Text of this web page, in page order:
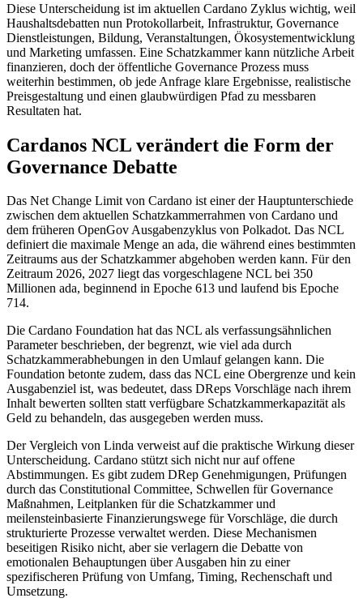
Diese Unterscheidung ist im aktuellen Cardano Zyklus wichtig, weil
Haushaltsdebatten nun Protokollarbeit, Infrastruktur, Governance
Dienstleistungen, Bildung, Veranstaltungen, Ökosystementwicklung
und Marketing umfassen. Eine Schatzkammer kann nützliche Arbeit
finanzieren, doch der öffentliche Governance Prozess muss
weiterhin bestimmen, ob jede Anfrage klare Ergebnisse, realistische
Preisgestaltung und einen glaubwürdigen Pfad zu messbaren
Resultaten hat.
Cardanos NCL verändert die Form der
Governance Debatte
Das Net Change Limit von Cardano ist einer der Hauptunterschiede
zwischen dem aktuellen Schatzkammerrahmen von Cardano und
dem früheren OpenGov Ausgabenzyklus von Polkadot. Das NCL
definiert die maximale Menge an ada, die während eines bestimmten
Zeitraums aus der Schatzkammer abgehoben werden kann. Für den
Zeitraum 2026, 2027 liegt das vorgeschlagene NCL bei 350
Millionen ada, beginnend in Epoche 613 und laufend bis Epoche
714.
Die Cardano Foundation hat das NCL als verfassungsähnlichen
Parameter beschrieben, der begrenzt, wie viel ada durch
Schatzkammerabhebungen in den Umlauf gelangen kann. Die
Foundation betonte zudem, dass das NCL eine Obergrenze und kein
Ausgabenziel ist, was bedeutet, dass DReps Vorschläge nach ihrem
Inhalt bewerten sollten statt verfügbare Schatzkammerkapazität als
Geld zu behandeln, das ausgegeben werden muss.
Der Vergleich von Linda verweist auf die praktische Wirkung dieser
Unterscheidung. Cardano stützt sich nicht nur auf offene
Abstimmungen. Es gibt zudem DRep Genehmigungen, Prüfungen
durch das Constitutional Committee, Schwellen für Governance
Maßnahmen, Leitplanken für die Schatzkammer und
meilensteinbasierte Finanzierungswege für Vorschläge, die durch
strukturierte Prozesse verwaltet werden. Diese Mechanismen
beseitigen Risiko nicht, aber sie verlagern die Debatte von
emotionalen Behauptungen über Ausgaben hin zu einer
spezifischeren Prüfung von Umfang, Timing, Rechenschaft und
Umsetzung.